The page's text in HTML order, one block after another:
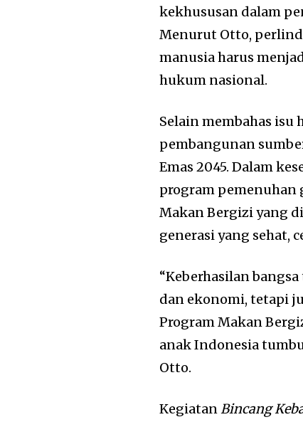
kekhususan dalam
Menurut Otto,
manusia harus
hukum nasional.
Selain membahas
pembangunan
Emas 2045. Dalam
program pemenuhan
Makan Bergizi yang
generasi yang sehat,
“Keberhasilan
dan ekonomi, tetapi
Program Makan
anak Indonesia
Otto.
KegiatanBincang